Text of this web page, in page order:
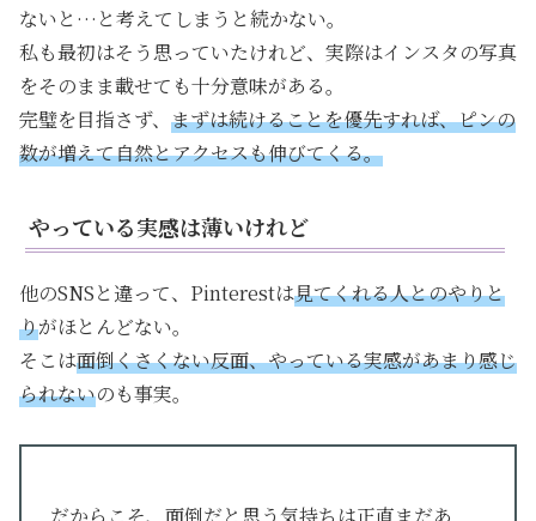
ないと…と考えてしまうと続かない。
私も最初はそう思っていたけれど、実際はインスタの写真
をそのまま載せても十分意味がある。
完璧を目指さず、 まずは続けることを優先すれば、ピンの
数が増えて自然とアクセスも伸びてくる。
やっている実感は薄いけれど
他のSNSと違って、Pinterestは見てくれる人とのやりと
りがほとんどない。
そこは面倒くさくない反面、やっている実感があまり感じ
られないのも事実。